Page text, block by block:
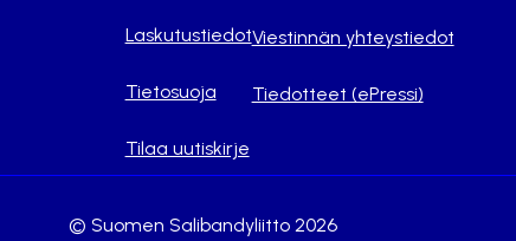
Laskutustiedot
Tietosuoja
Tilaa uutiskirje
Viestinnän yhteystiedot
Tiedotteet (ePressi)
© Suomen Salibandyliitto 2026